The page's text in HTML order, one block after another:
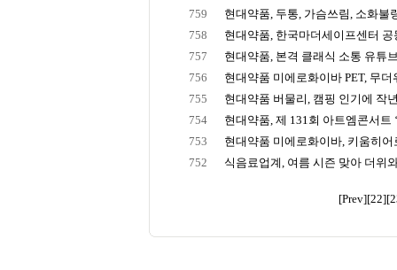
759
현대약품, 두통, 가슴쓰림, 소화불
758
현대약품, 한국마더세이프센터 공
757
현대약품, 본격 클래식 소통 유튜
756
현대약품 미에로화이바 PET, 무더
755
현대약품 버물리, 캠핑 인기에 작
754
현대약품, 제 131회 아트엠콘서트
753
현대약품 미에로화이바, 키움히
752
식음료업계, 여름 시즌 맞아 더위
[Prev][22]